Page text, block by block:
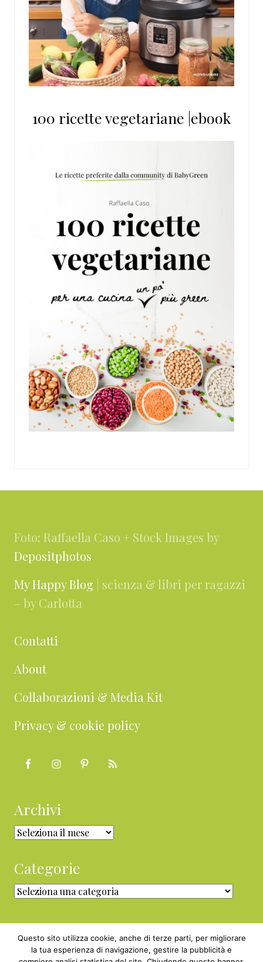
100 ricette vegetariane |ebook
Foto: Raffaella Caso + Stock Images by
Depositphotos
My Happy Blog | scienza & libri per ragazzi
– by Carlotta
Contatti
About
Collaborazioni & Media Kit
Privacy & cookie policy
Archivi
Archivi
Categorie
Categorie
Questo sito utilizza cookie, anche di terze parti, per migliorare
la tua esperienza di navigazione, gestire la pubblicità e